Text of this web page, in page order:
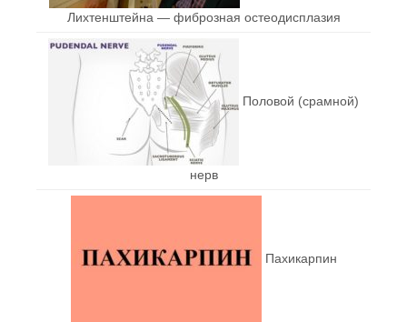
Лихтенштейна — фиброзная остеодисплазия
Половой (срамной)
нерв
Пахикарпин